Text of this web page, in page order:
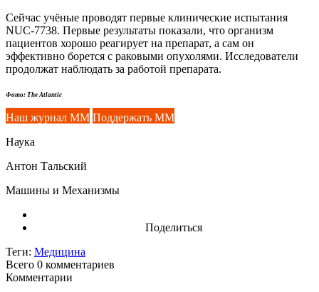
Сейчас учёные проводят первые клинические испытания
NUC-7738. Первые результаты показали, что организм
пациентов хорошо реагирует на препарат, а сам он
эффективно борется с раковыми опухолями. Исследователи
продолжат наблюдать за работой препарата.
Фото: The Atlantic
Наш журнал ММ Поддержать ММ
Наука
Антон Тальский
Машины и Механизмы
Поделиться
Теги: Медицина
Всего 0 комментариев
Комментарии